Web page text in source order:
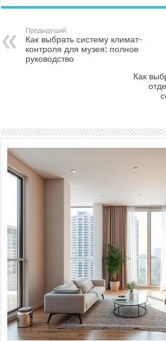
Предыдущий
Как выбрать систему климат-
контроля для музея: полное
руководство
Как